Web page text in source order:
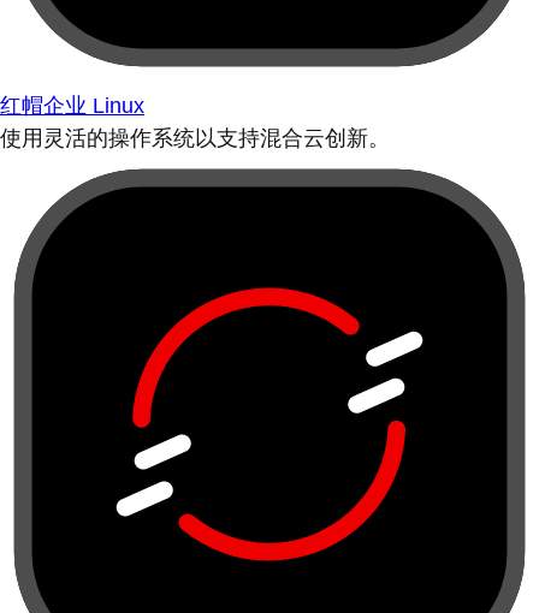
红帽企业 Linux
使用灵活的操作系统以支持混合云创新。